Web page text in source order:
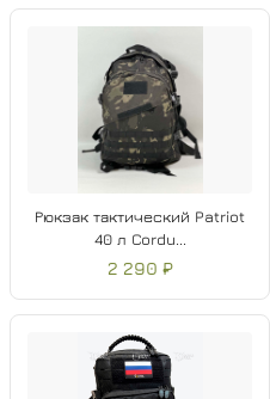
Рюкзак тактический Patriot
40 л Cordu...
2 290 ₽